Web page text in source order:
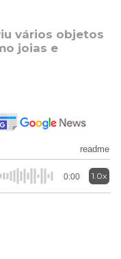
vários objetos
joias e
readme
0:00 1.0x